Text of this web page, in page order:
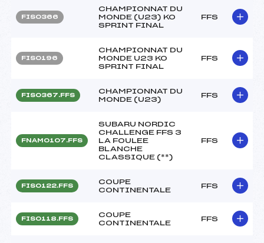
FIS0366
CHAMPIONNAT DU
MONDE (U23) KO
SPRINT FINAL
FFS
FIS0196
CHAMPIONNAT DU
MONDE U23 KO
SPRINT FINAL
FFS
FIS0367.FFS
CHAMPIONNAT DU
MONDE (U23)
FFS
FNAM0107.FFS
SUBARU NORDIC
CHALLENGE FFS 3
LA FOULEE
BLANCHE
CLASSIQUE (**)
FFS
FIS0122.FFS
COUPE
CONTINENTALE
FFS
FIS0118.FFS
COUPE
CONTINENTALE
FFS